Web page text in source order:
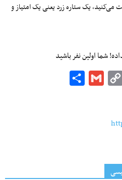
یک ستاره زرد یعنی یک امتیاز و
شما اولین نفر باشید
Balatarin
Copy
Gmail